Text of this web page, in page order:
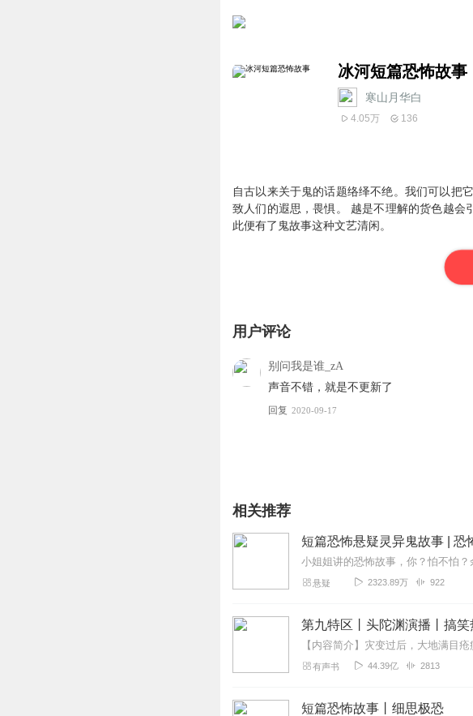
冰河短篇恐怖故事
寒山月华白
4.05万 136
自古以来关于鬼的话题络绎不绝。我们可以把
致人们的遐思，畏惧。 越是不理解的货色越会
此便有了鬼故事这种文艺清闲。
用户评论
别问我是谁_zA
声音不错，就是不更新了
回复 2020-09-17
相关推荐
短篇恐怖悬疑灵异鬼故事 | 恐
悬疑 2323.89万 922
第九特区丨头陀渊演播丨搞
有声书 44.39亿 2813
短篇恐怖故事丨细思极恐